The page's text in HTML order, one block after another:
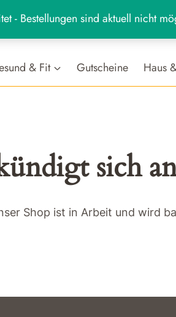
- Bestellungen sind aktuell nicht
MARKT
& Fit Gutscheine Haus
sich
Shop ist in Arbeit und wird